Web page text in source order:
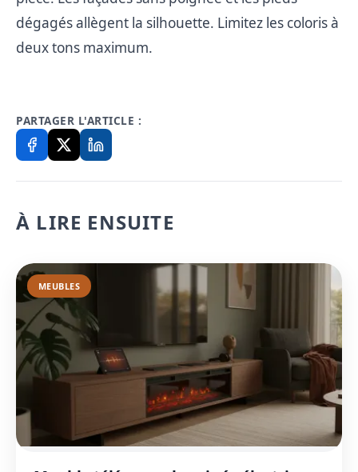
dégagés allègent la silhouette. Limitez les coloris à
deux tons maximum.
PARTAGER L'ARTICLE :
À LIRE ENSUITE
MEUBLES